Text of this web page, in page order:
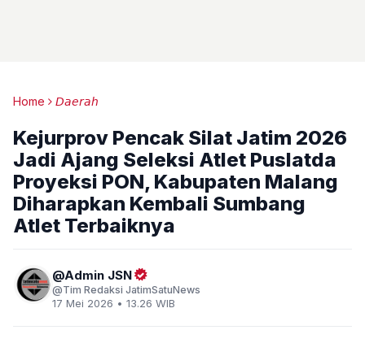
Home 𝘋𝘢𝘦𝘳𝘢𝘩
Kejurprov Pencak Silat Jatim 2026
Jadi Ajang Seleksi Atlet Puslatda
Proyeksi PON, Kabupaten Malang
Diharapkan Kembali Sumbang
Atlet Terbaiknya
Admin JSN
Tim Redaksi JatimSatuNews
17 Mei 2026 • 13.26 WIB